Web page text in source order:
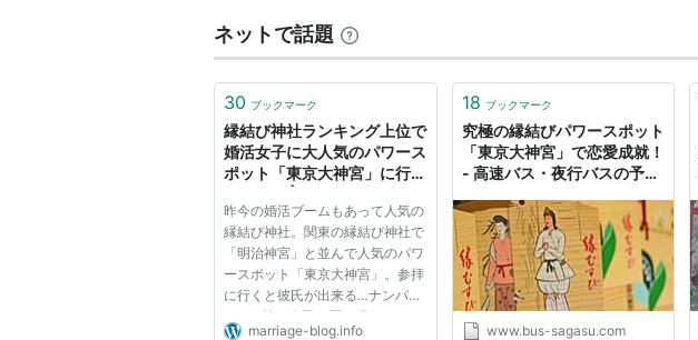
ネットで話題
30 ブックマーク
縁結び神社ランキング上位で
婚活女子に大人気のパワース
ポット「東京大神宮」に行っ
ース
昨今の婚活ブームもあって人気の
縁結び神社。関東の縁結び神社で
「明治神宮」と並んで人気のパワ
ースポット「東京大神宮」。参拝
に行くと彼氏が出来る…ナンパさ
れる…等と女子の間で噂になって
marriage-blog.info
18 ブックマーク
究極の縁結びパワースポット
「東京大神宮」で恋愛成就！
- 高速バス・夜行バスの予約
www.bus-sagasu.com